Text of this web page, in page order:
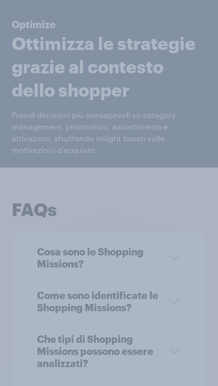
Optimize
Ottimizza le strategie
grazie al contesto
dello shopper
Prendi decisioni più consapevoli su category
management, promozioni, assortimento e
attivazioni, sfruttando insight basati sulle
motivazioni d’acquisto.
FAQs
Cosa sono le Shopping
Missions?
Come sono identificate le
Shopping Missions?
Che tipi di Shopping
Missions possono essere
analizzati?